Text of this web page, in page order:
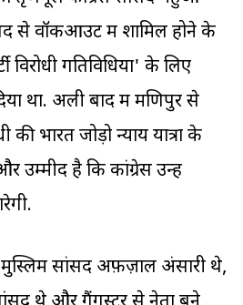
से वॉकआउट में शामिल होने के
विरोधी गतिविधियों' के लिए
था. अली बाद में मणिपुर से
की भारत जोड़ो न्याय यात्रा के
उम्मीद है कि कांग्रेस उन्हें
सांसद अफ़ज़ाल अंसारी थे,